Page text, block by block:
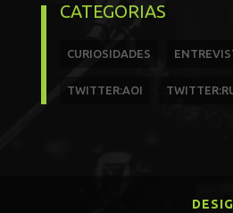
CATEGORIAS
CURIOSIDADES
TWITTER:AOI